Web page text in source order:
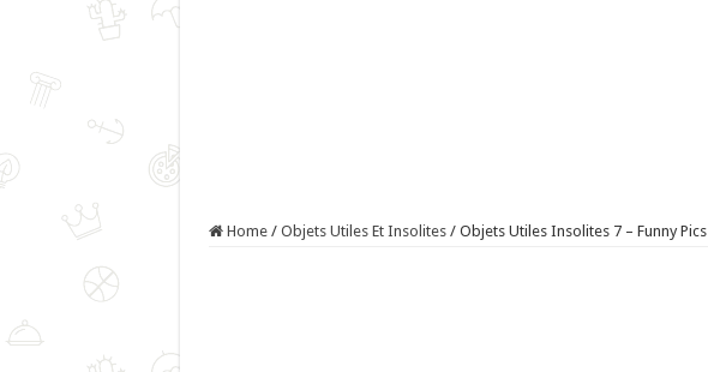
Home / Objets Utiles Et Insolites / Objets Utiles Insolites 7 – Funny Pics